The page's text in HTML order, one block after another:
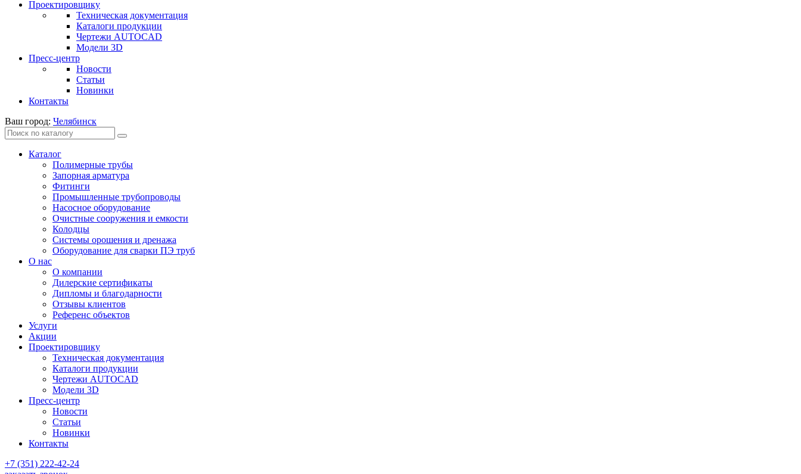
Проектировщику
Техническая документация
Каталоги продукции
Чертежи AUTOCAD
Модели 3D
Пресс-центр
Новости
Статьи
Новинки
Контакты
Ваш город: Челябинск
Каталог
Полимерные трубы
Запорная арматура
Фитинги
Промышленные трубопроводы
Насосное оборудование
Очистные сооружения и емкости
Колодцы
Системы орошения и дренажа
Оборудование для сварки ПЭ труб
О нас
О компании
Дилерские сертификаты
Дипломы и благодарности
Отзывы клиентов
Референс объектов
Услуги
Акции
Проектировщику
Техническая документация
Каталоги продукции
Чертежи AUTOCAD
Модели 3D
Пресс-центр
Новости
Статьи
Новинки
Контакты
+7 (351) 222-42-24